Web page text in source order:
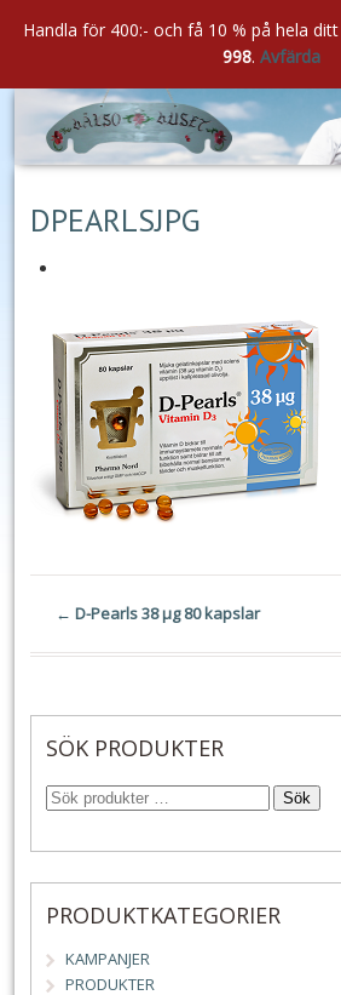
DPEARLSJPG
← D-Pearls 38 µg 80 kapslar
SÖK PRODUKTER
Sök
PRODUKTKATEGORIER
KAMPANJER
PRODUKTER
Handla för 400:- och få 10 % på hela
998. Avfärda